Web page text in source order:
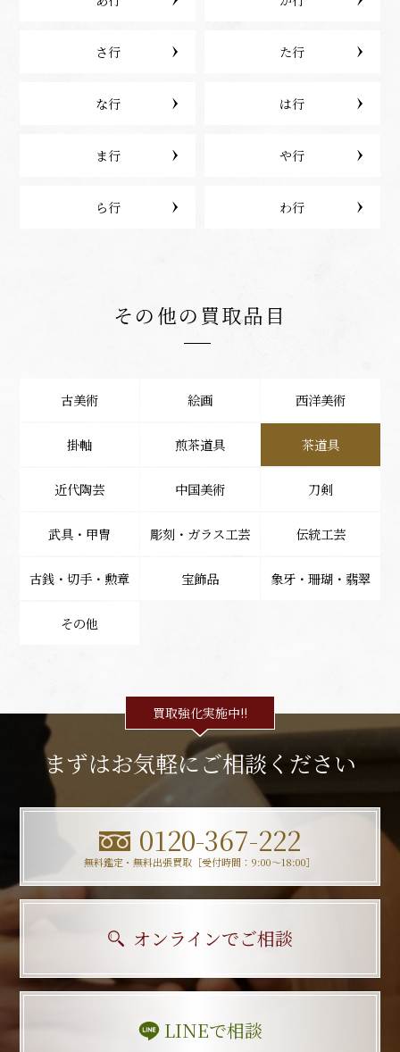
さ行 た行
な行 は行
ま行 や行
ら行 わ行
その他の買取品目
古美術 絵画 西洋美術
掛軸 煎茶道具 茶道具
近代陶芸 中国美術 刀剣
武具・甲冑 彫刻・ガラス工芸 伝統工芸
古銭・切手・勲章 宝飾品 象牙・珊瑚・翡翠
その他
買取強化実施中!!
まずはお気軽にご相談ください
0120-367-222
無料鑑定・無料出張買取［受付時間：9:00〜18:00］
オンラインでご相談
LINEで相談